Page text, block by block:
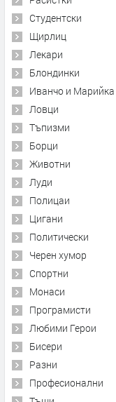
Студентски
Щирлиц
Лекари
Блондинки
Иванчо и Марийка
Ловци
Тъпизми
Борци
Животни
Луди
Полицаи
Цигани
Политически
Черен хумор
Спортни
Монаси
Програмисти
Любими Герои
Бисери
Разни
Професионални